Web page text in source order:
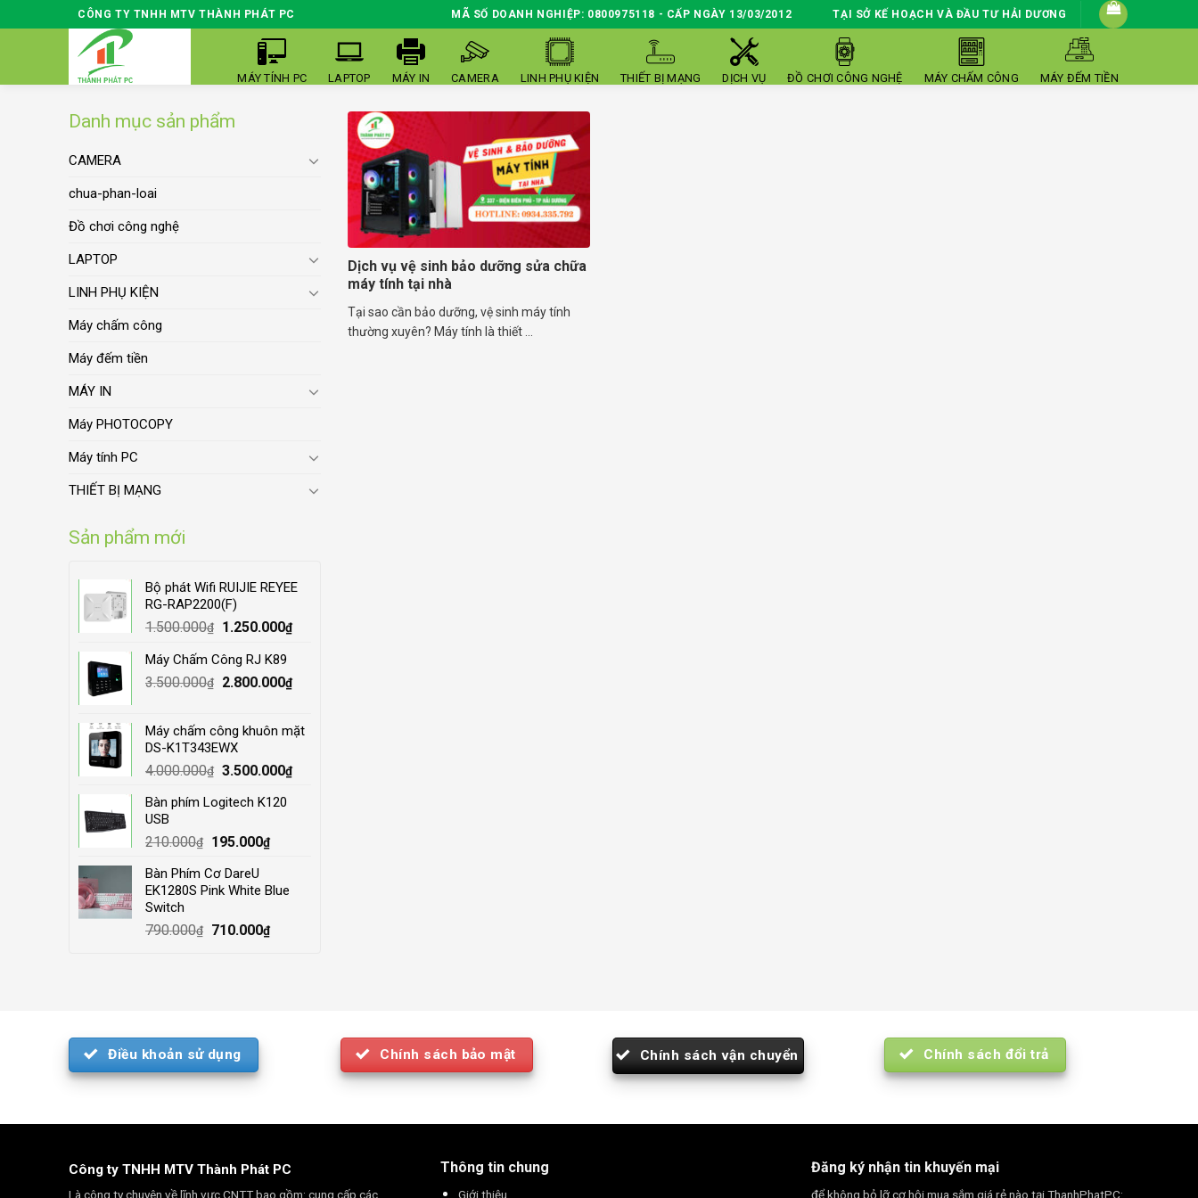
to
CÔNG TY TNHH MTV THÀNH PHÁT PC MÃ SỐ DOANH NGHIỆP: 0800975118 - CẤP NGÀY 13/03/2012 TẠI SỞ KẾ HOẠCH VÀ ĐẦU TƯ HẢI DƯƠNG
MÁY TÍNH PC LAPTOP MÁY IN CAMERA LINH PHỤ KIỆN THIẾT BỊ MẠNG DỊCH VỤ ĐỒ CHƠI CÔNG NGHỆ MÁY CHẤM CÔNG MÁY ĐẾM TIỀN
Danh mục sản phẩm
CAMERA
chua-phan-loai
Đồ chơi công nghệ
LAPTOP
LINH PHỤ KIỆN
Máy chấm công
Máy đếm tiền
MÁY IN
Máy PHOTOCOPY
Máy tính PC
THIẾT BỊ MẠNG
Sản phẩm mới
Bộ phát Wifi RUIJIE REYEE
RG-RAP2200(F)
1.500.000₫
Original
was:
1.500.000₫.
1.250.000₫Current
1.250.000₫.
Máy Chấm Công RJ K89
3.500.000₫
Original
3.500.000₫.
2.800.000₫Current
2.800.000₫.
Máy chấm công khuôn mặt
DS-K1T343EWX
4.000.000₫ Original
was:
3.500.000₫Current
Bàn phím Logitech K120
USB
210.000₫
Original
was:
210.000₫.
195.000₫Current
195.000₫.
Bàn Phím Cơ DareU
EK1280S Pink White Blue
Switch
790.000₫
Original
710.000₫Current
Dịch vụ vệ sinh bảo dưỡng sửa chữa
máy tính tại nhà
Tại sao cần bảo dưỡng, vệ sinh máy tính
thường xuyên? Máy tính là thiết ...
Điều khoản sử dụng Chính sách bảo mật Chính sách vận chuyển Chính sách đổi trả
Công ty TNHH MTV Thành Phát PC
Là công ty chuyên về lĩnh vực CNTT bao gồm: cung cấp các
Thông tin chung
Giới thiệu
Đăng ký nhận tin khuyến mại
để không bỏ lỡ cơ hội mua sắm giá rẻ nào tại ThanhPhatPC: